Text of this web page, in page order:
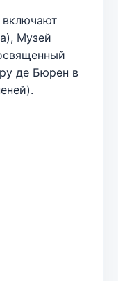
включают
Музей
де Бюрен в